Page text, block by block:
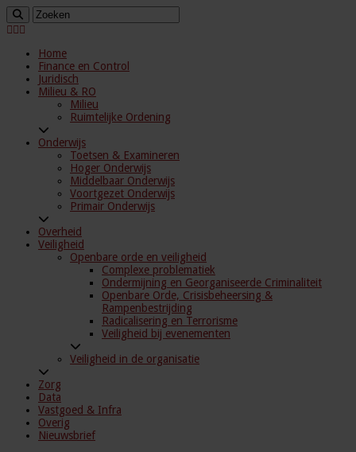
Home
Finance en Control
Juridisch
Milieu & RO
Milieu
Ruimtelijke Ordening
Onderwijs
Toetsen & Examineren
Hoger Onderwijs
Middelbaar Onderwijs
Voortgezet Onderwijs
Primair Onderwijs
Overheid
Veiligheid
Openbare orde en veiligheid
Complexe problematiek
Ondermijning en Georganiseerde Criminaliteit
Openbare Orde, Crisisbeheersing &
Rampenbestrijding
Radicalisering en Terrorisme
Veiligheid bij evenementen
Veiligheid in de organisatie
Zorg
Data
Vastgoed & Infra
Overig
Nieuwsbrief